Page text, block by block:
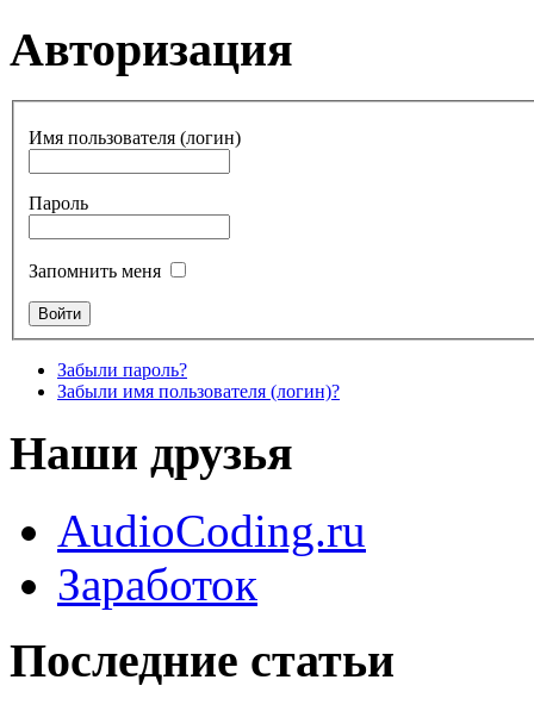
Авторизация
Имя пользователя (логин)
Пароль
Запомнить меня
Забыли пароль?
Забыли имя пользователя (логин)?
Наши друзья
AudioCoding.ru
Заработок
Последние статьи